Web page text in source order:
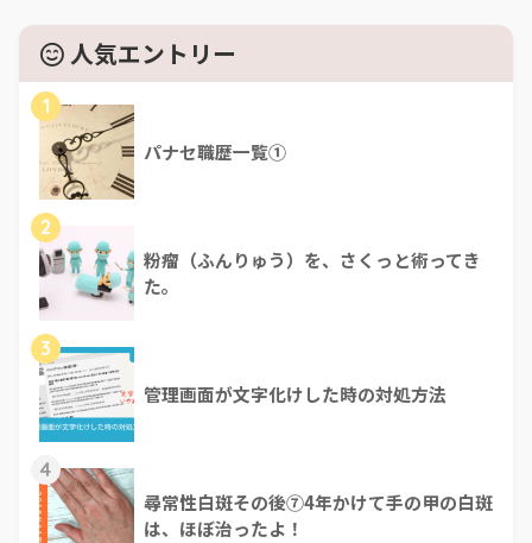
人気エントリー
1
パナセ職歴一覧①
2
粉瘤（ふんりゅう）を、さくっと術ってき
た。
3
管理画面が文字化けした時の対処方法
4
尋常性白斑その後⑦4年かけて手の甲の白斑
は、ほぼ治ったよ！